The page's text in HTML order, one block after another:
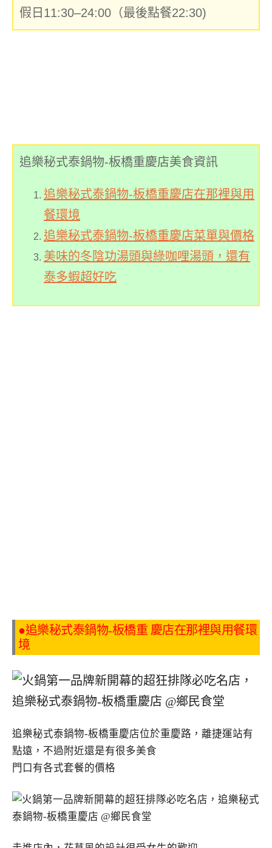
假日11:30–24:00（最後點餐22:30)
追樂秘式泰鍋物-板橋重慶店美食資訊
追樂秘式泰鍋物-板橋重慶店在那裡與用
餐環境
追樂秘式泰鍋物-板橋重慶店菜單與價格
美味的冬陰功湯頭與綠咖哩湯頭，還有
泰多蝦超好吃
●追樂秘式泰鍋物-板橋重 慶店在那裡與用餐環
境
追樂秘式泰鍋物-板橋重慶店位於重慶路，離捷運站有
點遠，不過附近還是有很多美食
門口有各式套餐的價格